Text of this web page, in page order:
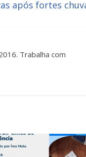
após fortes
Trabalha com